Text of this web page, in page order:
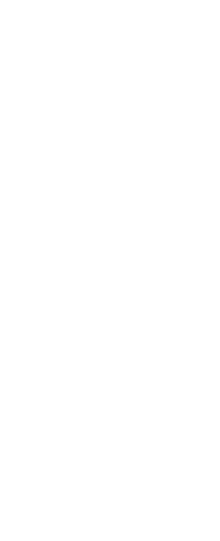
:
être assujetti à malus
est cependant
les malus et/ou bonus
en fonction des
en vigueur.
l’achat de
en offrant des bonus
électriques et